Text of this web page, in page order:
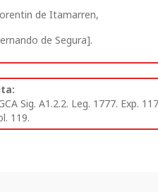
de Itamarren,
de Segura].
Sig. A1.2.2. Leg. 1777. Exp.
119.